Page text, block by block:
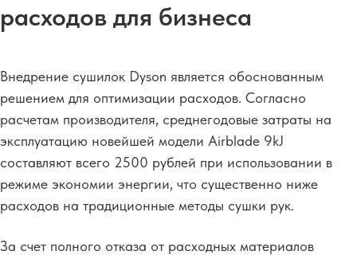
расходов для бизнеса
Внедрение сушилок Dyson является обоснованным
решением для оптимизации расходов. Согласно
расчетам производителя, среднегодовые затраты на
эксплуатацию новейшей модели Airblade 9kJ
составляют всего 2500 рублей при использовании в
режиме экономии энергии, что существенно ниже
расходов на традиционные методы сушки рук.
За счет полного отказа от расходных материалов